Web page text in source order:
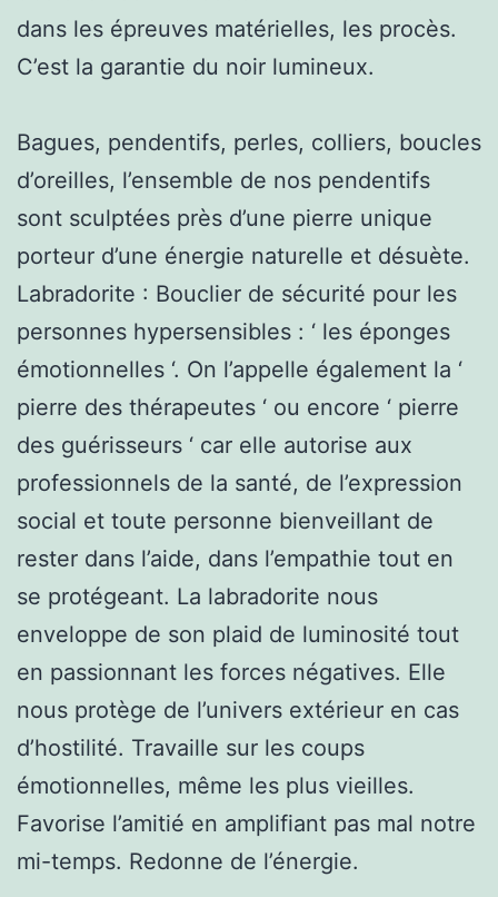
dans les épreuves matérielles, les procès.
C’est la garantie du noir lumineux.
Bagues, pendentifs, perles, colliers, boucles
d’oreilles, l’ensemble de nos pendentifs
sont sculptées près d’une pierre unique
porteur d’une énergie naturelle et désuète.
Labradorite : Bouclier de sécurité pour les
personnes hypersensibles : ‘ les éponges
émotionnelles ‘. On l’appelle également la ‘
pierre des thérapeutes ‘ ou encore ‘ pierre
des guérisseurs ‘ car elle autorise aux
professionnels de la santé, de l’expression
social et toute personne bienveillant de
rester dans l’aide, dans l’empathie tout en
se protégeant. La labradorite nous
enveloppe de son plaid de luminosité tout
en passionnant les forces négatives. Elle
nous protège de l’univers extérieur en cas
d’hostilité. Travaille sur les coups
émotionnelles, même les plus vieilles.
Favorise l’amitié en amplifiant pas mal notre
mi-temps. Redonne de l’énergie.